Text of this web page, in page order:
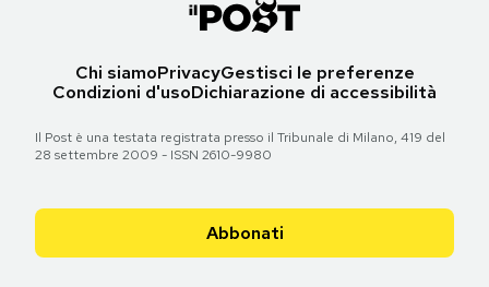
Chi siamoPrivacyGestisci le preferenze
Condizioni d'usoDichiarazione di accessibilità
Il Post è una testata registrata presso il Tribunale di Milano, 419 del
28 settembre 2009 - ISSN 2610-9980
Abbonati